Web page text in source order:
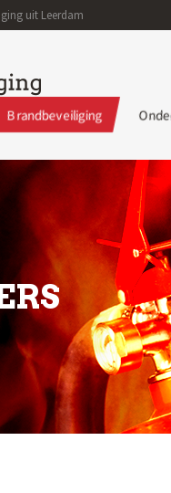
uit Leerdam
Brandbeveiliging